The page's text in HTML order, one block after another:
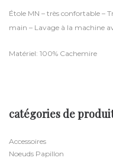
Étole MN – très confortable –
main – Lavage à la machine
Matériel: 100% Cachemire
catégories de
Accessoires
Noeuds Papillon